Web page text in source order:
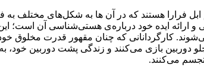
در کنار «بازی‌های خطرناک» (1993) و «مری» (2005) سه فیلم ابل فرارا
ایده خود درباره‌ی هستی‌شناسی آن است؛
کارگردانانی که چنان مقهور قدرت مخلوق
دوربین بازی می‌کنند و زندگی پشت دوربین
تجسم می‌کنند.